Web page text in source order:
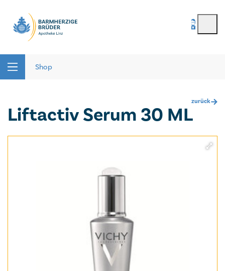
Passwort vergessen
Shop
zurück
Liftactiv Serum 30 ML